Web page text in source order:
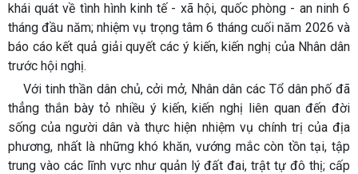
khái quát về tình hình kinh tế - xã hội, quốc phòng - an ninh 6
tháng đầu năm; nhiệm vụ trọng tâm 6 tháng cuối năm 2026 và
báo cáo kết quả giải quyết các ý kiến, kiến nghị của Nhân dân
trước hội nghị.
Với tinh thần dân chủ, cởi mở, Nhân dân các Tổ dân phố đã
thẳng thắn bày tỏ nhiều ý kiến, kiến nghị liên quan đến đời
sống của người dân và thực hiện nhiệm vụ chính trị của địa
phương, nhất là những khó khăn, vướng mắc còn tồn tại, tập
trung vào các lĩnh vực như quản lý đất đai, trật tự đô thị; cấp